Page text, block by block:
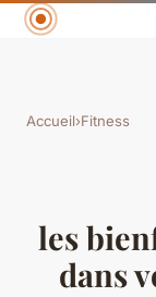
Accueil›Fitness
les
dans